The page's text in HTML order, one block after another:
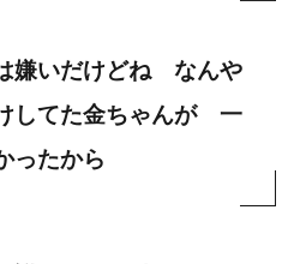
嫌いだけどね なんや
してた金ちゃんが 一
ったから